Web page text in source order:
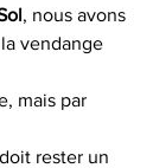
, nous avons
vendange
mais par
rester un